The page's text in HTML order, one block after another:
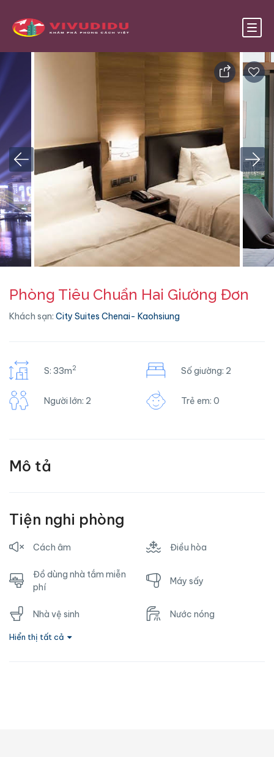
Phòng Tiêu Chuẩn Hai Giường Đơn
Khách sạn: City Suites Chenai- Kaohsiung
S: 33m2 Số giường: 2
Người lớn: 2 Trẻ em: 0
Mô tả
Tiện nghi phòng
Cách âm Điều hòa
Đồ dùng nhà tắm miễn
phí
Máy sấy
Nhà vệ sinh Nước nóng
Ổ cắm gần giường
Hiển thị tất cả